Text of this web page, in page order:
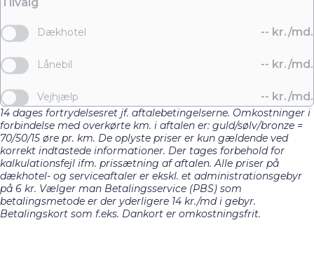
Dækhotel -- kr./md.
Lånebil -- kr./md.
Vejhjælp -- kr./md.
14 dages fortrydelsesret jf. aftalebetingelserne. Omkostninger i
forbindelse med overkørte km. i aftalen er: guld/sølv/bronze =
70/50/15 øre pr. km. De oplyste priser er kun gældende ved
korrekt indtastede informationer. Der tages forbehold for
kalkulationsfejl ifm. prissætning af aftalen. Alle priser på
dækhotel- og serviceaftaler er ekskl. et administrationsgebyr
på 6 kr. Vælger man Betalingsservice (PBS) som
betalingsmetode er der yderligere 14 kr./md i gebyr.
Betalingskort som f.eks. Dankort er omkostningsfrit.